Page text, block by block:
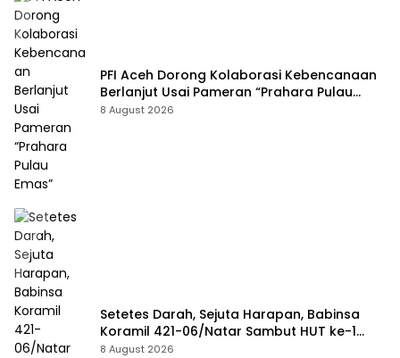
PFI Aceh Dorong Kolaborasi Kebencanaan
Berlanjut Usai Pameran “Prahara Pulau
Emas”
8 August 2026
Setetes Darah, Sejuta Harapan, Babinsa
Koramil 421-06/Natar Sambut HUT ke-1
Kodam XXI/Radin Inten
8 August 2026